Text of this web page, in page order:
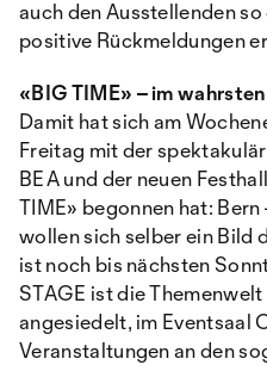
auch den Ausstellenden
positive Rückmeldungen
«BIG TIME» – im
Damit hat sich am
Freitag mit der
BEA und der neuen
TIME» begonnen hat:
wollen sich selber ein Bild
ist noch bis nächsten
STAGE ist die
angesiedelt, im Eventsaal
Veranstaltungen an den